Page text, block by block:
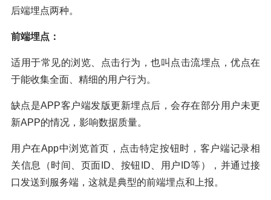
后端埋点两种。
前端埋点：
适用于常见的浏览、点击行为，也叫点击流埋点，优点在
于能收集全面、精细的用户行为。
缺点是APP客户端发版更新埋点后，会存在部分用户未更
新APP的情况，影响数据质量。
用户在App中浏览首页，点击特定按钮时，客户端记录相
关信息（时间、页面ID、按钮ID、用户ID等），并通过接
口发送到服务端，这就是典型的前端埋点和上报。